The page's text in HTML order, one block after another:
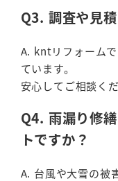
Q3. 調査や見
A. kntリフォーム
ています。
安心してご相談くだ
Q4. 雨漏り修
トですか？
A. 台風や大雪の被